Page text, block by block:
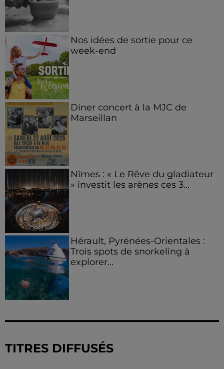
Nos idées de sortie pour ce
week-end
Diner concert à la MJC de
Marseillan
Nîmes : « Le Rêve du gladiateur
» investit les arènes ces 3...
Hérault, Pyrénées-Orientales :
Trois spots de snorkeling à
explorer...
TITRES DIFFUSÉS